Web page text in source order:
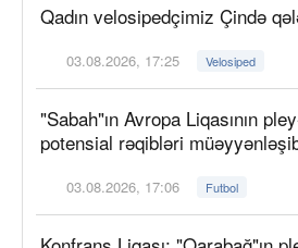
Qadın velosipedçimiz Çində
03.08.2026, 17:25 Velosiped
"Sabah"ın Avropa Liqasının
potensial rəqibləri
03.08.2026, 17:06 Futbol